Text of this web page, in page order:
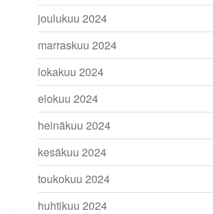
joulukuu 2024
marraskuu 2024
lokakuu 2024
elokuu 2024
heinäkuu 2024
kesäkuu 2024
toukokuu 2024
huhtikuu 2024